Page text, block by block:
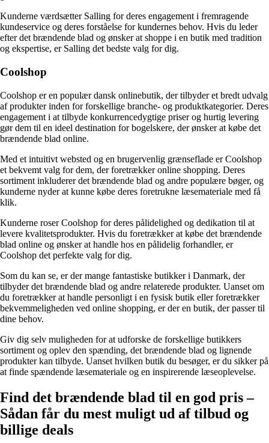
Kunderne værdsætter Salling for deres engagement i fremragende
kundeservice og deres forståelse for kundernes behov. Hvis du leder
efter det brændende blad og ønsker at shoppe i en butik med tradition
og ekspertise, er Salling det bedste valg for dig.
Coolshop
Coolshop er en populær dansk onlinebutik, der tilbyder et bredt udvalg
af produkter inden for forskellige branche- og produktkategorier. Deres
engagement i at tilbyde konkurrencedygtige priser og hurtig levering
gør dem til en ideel destination for bogelskere, der ønsker at købe det
brændende blad online.
Med et intuitivt websted og en brugervenlig grænseflade er Coolshop
et bekvemt valg for dem, der foretrækker online shopping. Deres
sortiment inkluderer det brændende blad og andre populære bøger, og
kunderne nyder at kunne købe deres foretrukne læsemateriale med få
klik.
Kunderne roser Coolshop for deres pålidelighed og dedikation til at
levere kvalitetsprodukter. Hvis du foretrækker at købe det brændende
blad online og ønsker at handle hos en pålidelig forhandler, er
Coolshop det perfekte valg for dig.
Som du kan se, er der mange fantastiske butikker i Danmark, der
tilbyder det brændende blad og andre relaterede produkter. Uanset om
du foretrækker at handle personligt i en fysisk butik eller foretrækker
bekvemmeligheden ved online shopping, er der en butik, der passer til
dine behov.
Giv dig selv muligheden for at udforske de forskellige butikkers
sortiment og oplev den spænding, det brændende blad og lignende
produkter kan tilbyde. Uanset hvilken butik du besøger, er du sikker på
at finde spændende læsemateriale og en inspirerende læseoplevelse.
Find det brændende blad til en god pris –
Sådan får du mest muligt ud af tilbud og
billige deals